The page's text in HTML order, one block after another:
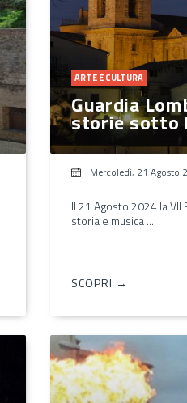
ARTE E CULTURA
Guardia
storie sotto
Mercoledì, 21 Agosto
Il 21 Agosto 2024 la
storia e musica ...
SCOPRI →